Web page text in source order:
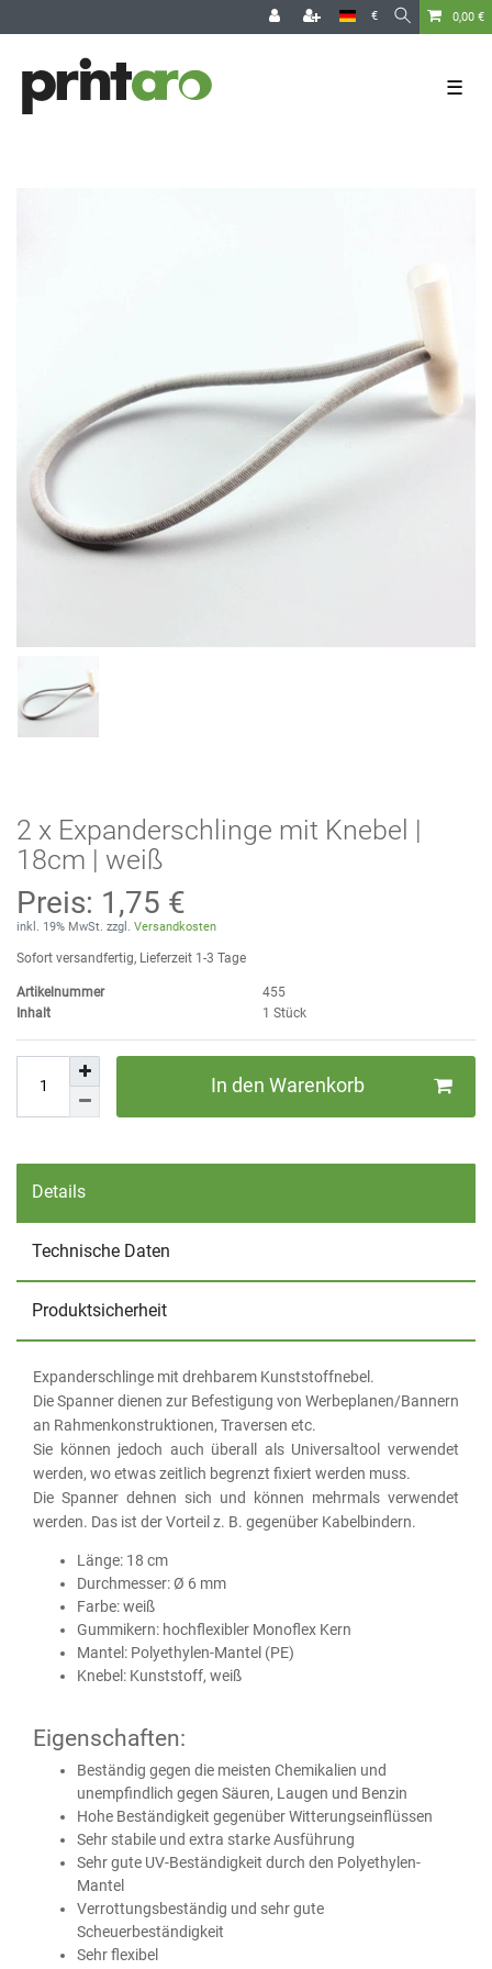
€ 0,00 €
☰
2 x Expanderschlinge mit Knebel |
18cm | weiß
Preis: 1,75 €
inkl. 19% MwSt. zzgl. Versandkosten
Sofort versandfertig, Lieferzeit 1-3 Tage
Artikelnummer
455
Inhalt
1 Stück
In den Warenkorb
Details
Technische Daten
Produktsicherheit
Expanderschlinge mit drehbarem Kunststoffnebel.
Die Spanner dienen zur Befestigung von Werbeplanen/Bannern
an Rahmenkonstruktionen, Traversen etc.
Sie können jedoch auch überall als Universaltool verwendet
werden, wo etwas zeitlich begrenzt fixiert werden muss.
Die Spanner dehnen sich und können mehrmals verwendet
werden. Das ist der Vorteil z. B. gegenüber Kabelbindern.
Länge: 18 cm
Durchmesser: Ø 6 mm
Farbe: weiß
Gummikern: hochflexibler Monoflex Kern
Mantel: Polyethylen-Mantel (PE)
Knebel: Kunststoff, weiß
Eigenschaften:
Beständig gegen die meisten Chemikalien und
unempfindlich gegen Säuren, Laugen und Benzin
Hohe Beständigkeit gegenüber Witterungseinflüssen
Sehr stabile und extra starke Ausführung
Sehr gute UV-Beständigkeit durch den Polyethylen-
Mantel
Verrottungsbeständig und sehr gute
Scheuerbeständigkeit
Sehr flexibel